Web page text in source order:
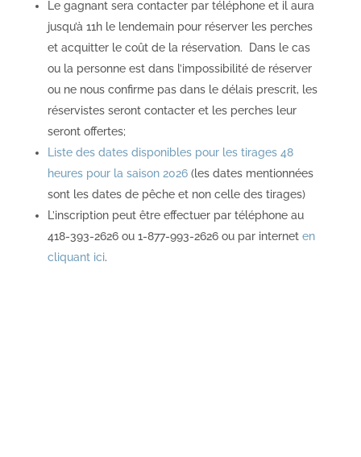
Le gagnant sera contacter par téléphone et il aura
jusqu’à 11h le lendemain pour réserver les perches
et acquitter le coût de la réservation. Dans le cas
ou la personne est dans l’impossibilité de réserver
ou ne nous confirme pas dans le délais prescrit, les
réservistes seront contacter et les perches leur
seront offertes;
Liste des dates disponibles pour les tirages 48
heures pour la saison 2026(les dates mentionnées
sont les dates de pêche et non celle des tirages)
L’inscription peut être effectuer par téléphone au
418-393-2626 ou 1-877-993-2626 ou par internet en
cliquant ici.